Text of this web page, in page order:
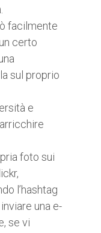
facilmente
certo
sul proprio
e
foto sui
l’hashtag
una e-
se vi